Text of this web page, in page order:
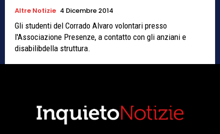
Altre Notizie 4 Dicembre 2014
Gli studenti del Corrado Alvaro volontari presso
l'Associazione Presenze, a contatto con gli anziani e
disabilibdella struttura.